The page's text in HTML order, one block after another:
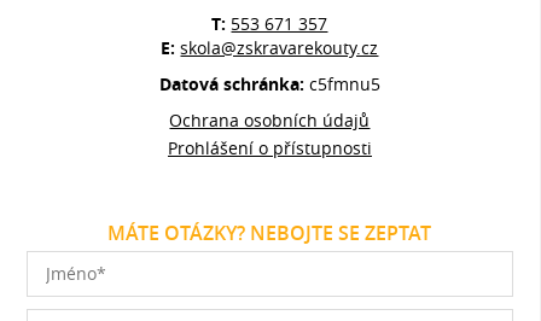
T: 553 671 357
E:skola@zskravarekouty.cz
Datová schránka: c5fmnu5
Ochrana osobních údajů
Prohlášení o přístupnosti
MÁTE OTÁZKY? NEBOJTE SE ZEPTAT